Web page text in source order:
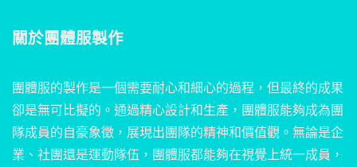
關於團體服製作
團體服的製作是一個需要耐心和細心的過程，但最終的成果
卻是無可比擬的。通過精心設計和生產，團體服能夠成為團
隊成員的自豪象徵，展現出團隊的精神和價值觀。無論是企
業、社團還是運動隊伍，團體服都能夠在視覺上統一成員，